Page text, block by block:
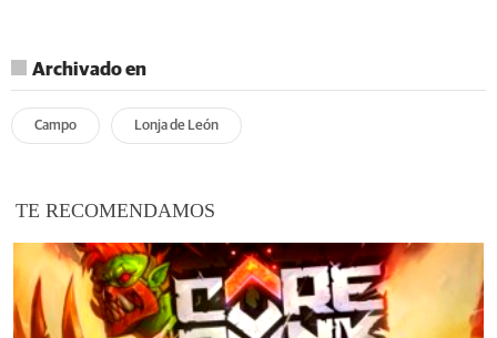
Archivado en
Campo Lonja de León
TE RECOMENDAMOS